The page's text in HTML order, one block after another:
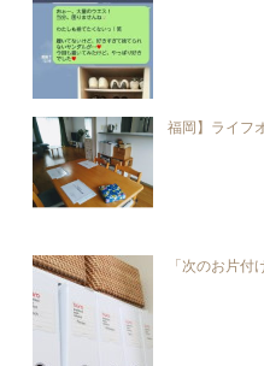
福岡】ライフ
「次のお片付